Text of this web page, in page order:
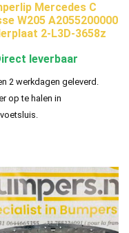
Mercedes C
W205 A2055200000
2-L3D-3658z
leverbaar
2 werkdagen geleverd.
op te halen in